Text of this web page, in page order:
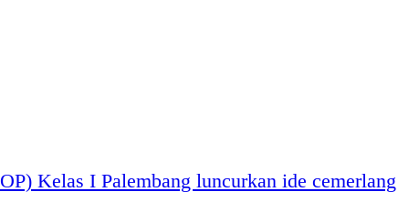
Kelas I Palembang luncurkan ide cemerlang